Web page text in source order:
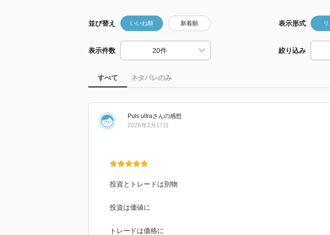
並び替え いいね順 新着順 表示形式
表示件数 絞り込み
すべて ネタバレのみ
Puls ultraさんの感想
2026年2月17日
投資とトレードは別物
投資は価値に
トレードは価格に